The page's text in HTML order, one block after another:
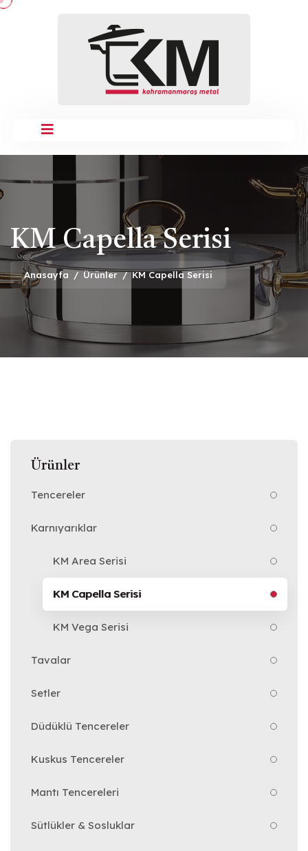
KM Capella Serisi
Anasayfa / Ürünler / KM Capella Serisi
Ürünler
Tencereler
Karnıyarıklar
KM Area Serisi
KM Capella Serisi
KM Vega Serisi
Tavalar
Setler
Düdüklü Tencereler
Kuskus Tencereler
Mantı Tencereleri
Sütlükler & Sosluklar